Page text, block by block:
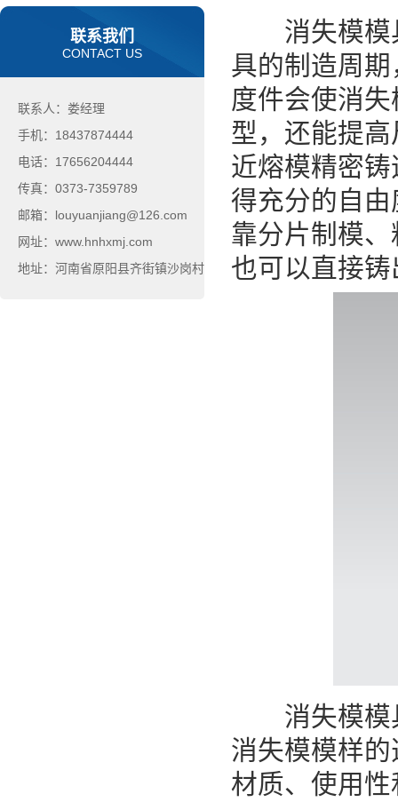
联系我们
CONTACT US
联系人：娄经理
手机：18437874444
电话：17656204444
传真：0373-7359789
邮箱：louyuanjiang@126.com
网址：www.hnhxmj.com
地址：河南省原阳县齐街镇沙岗村
消失模模具
具的制造周
度件会使消
型，还能提
近熔模精密
得充分的自
靠分片制模
也可以直接
消失模模具
消失模模样
材质、使用